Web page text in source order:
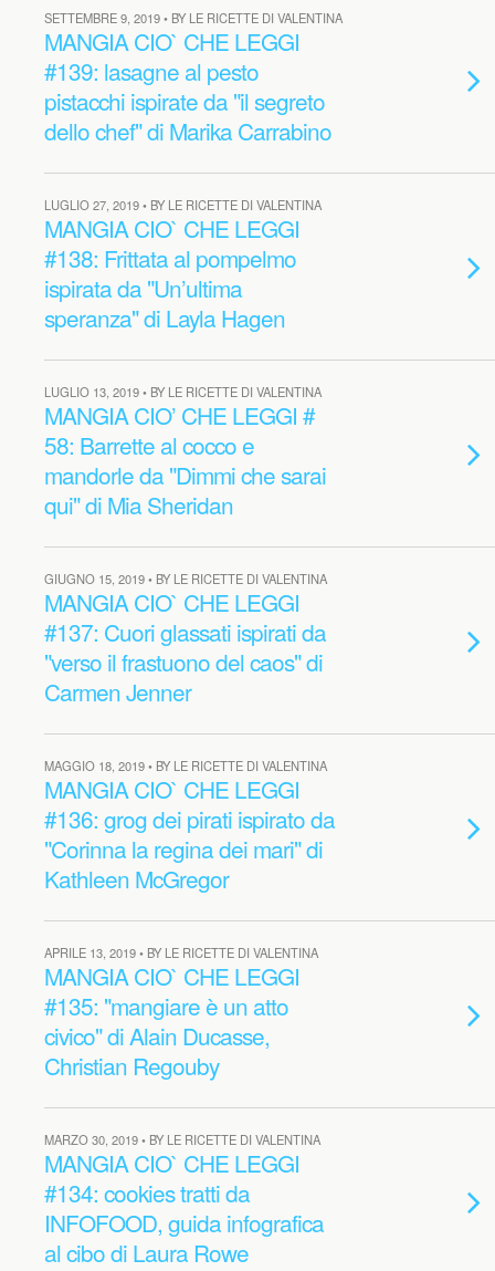
SETTEMBRE 9, 2019 • BY LE RICETTE DI VALENTINA
MANGIA CIO` CHE LEGGI
#139: lasagne al pesto
pistacchi ispirate da "il segreto
dello chef" di Marika Carrabino
LUGLIO 27, 2019 • BY LE RICETTE DI VALENTINA
MANGIA CIO` CHE LEGGI
#138: Frittata al pompelmo
ispirata da "Un’ultima
speranza" di Layla Hagen
LUGLIO 13, 2019 • BY LE RICETTE DI VALENTINA
MANGIA CIO’ CHE LEGGI #
58: Barrette al cocco e
mandorle da "Dimmi che sarai
qui" di Mia Sheridan
GIUGNO 15, 2019 • BY LE RICETTE DI VALENTINA
MANGIA CIO` CHE LEGGI
#137: Cuori glassati ispirati da
"verso il frastuono del caos" di
Carmen Jenner
MAGGIO 18, 2019 • BY LE RICETTE DI VALENTINA
MANGIA CIO` CHE LEGGI
#136: grog dei pirati ispirato da
"Corinna la regina dei mari" di
Kathleen McGregor
APRILE 13, 2019 • BY LE RICETTE DI VALENTINA
MANGIA CIO` CHE LEGGI
#135: "mangiare è un atto
civico" di Alain Ducasse,
Christian Regouby
MARZO 30, 2019 • BY LE RICETTE DI VALENTINA
MANGIA CIO` CHE LEGGI
#134: cookies tratti da
INFOFOOD, guida infografica
al cibo di Laura Rowe